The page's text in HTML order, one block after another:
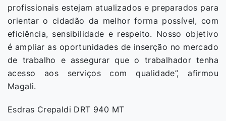
profissionais estejam atualizados e preparados para
orientar o cidadão da melhor forma possível, com
eficiência, sensibilidade e respeito. Nosso objetivo
é ampliar as oportunidades de inserção no mercado
de trabalho e assegurar que o trabalhador tenha
acesso aos serviços com qualidade”, afirmou
Magali.
Esdras Crepaldi DRT 940 MT